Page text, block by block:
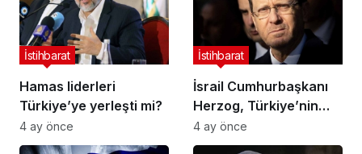
Hamas liderleri
Türkiye’ye yerleşti mi?
İstihbarat
4 ay önce
İsrail Cumhurbaşkanı
Herzog, Türkiye’nin
hava sahasını
kapatması nedeniyle
İstihbarat
4 ay önce